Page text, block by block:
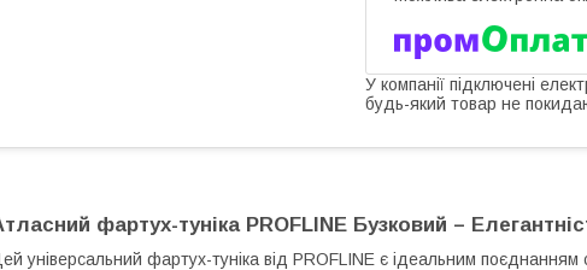
У компанії підключені
будь-який товар не
фартух-туніка PROFLINE Бузковий –
універсальний фартух-туніка від PROFLINE є ідеальним